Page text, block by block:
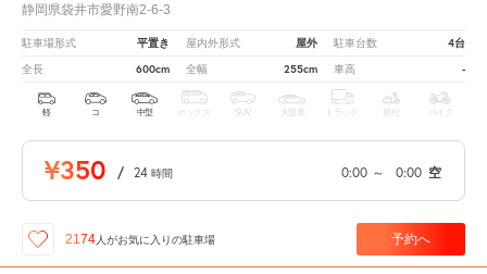
静岡県袋井市愛野南2-6-3
駐車場形式 平置き 屋内外形式 屋外 駐車台数 4台
全長 600cm 全幅 255cm 車高 -
軽 コ 中型 ボックス SUV 大型車 トラック 原付 バイク
¥350 / 24 時間 0:00 ～ 0:00 空
2174 人がお気に入りの駐車場 予約へ